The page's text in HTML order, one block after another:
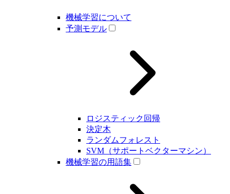
機械学習について
予測モデル
ロジスティック回帰
決定木
ランダムフォレスト
SVM（サポートベクターマシン）
機械学習の用語集